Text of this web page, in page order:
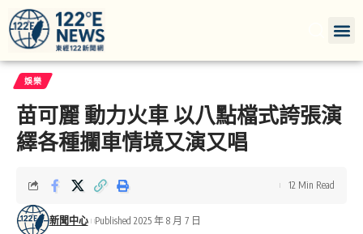
娛樂
苗可麗 動力火車 以八點檔式誇張演
繹各種攔車情境又演又唱
新聞中心 Published 2025 年 8 月 7 日
12 Min Read